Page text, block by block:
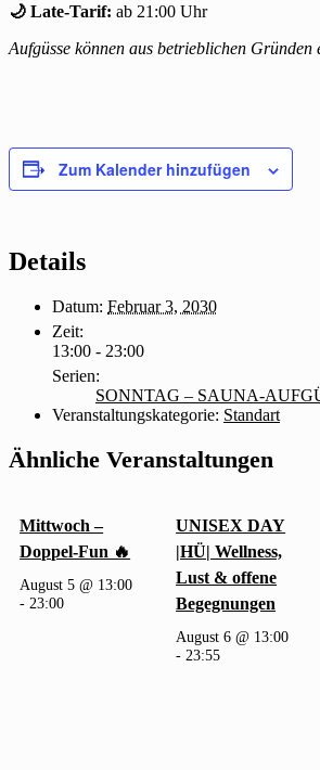
🌙 Late-Tarif: ab 21:00 Uhr
Aufgüsse können aus betrieblichen Gründen
Zum Kalender hinzufügen
Details
Datum: Februar 3, 2030
Zeit:
13:00 - 23:00
Serien:
SONNTAG – SAUNA-
Veranstaltungskategorie: Standart
Ähnliche Veranstaltungen
Mittwoch –
Doppel-Fun 🔥
August 5 @ 13:00
- 23:00
UNISEX DAY
|HÜ| Wellness,
Lust & offene
Begegnungen
August 6 @ 13:00
- 23:55